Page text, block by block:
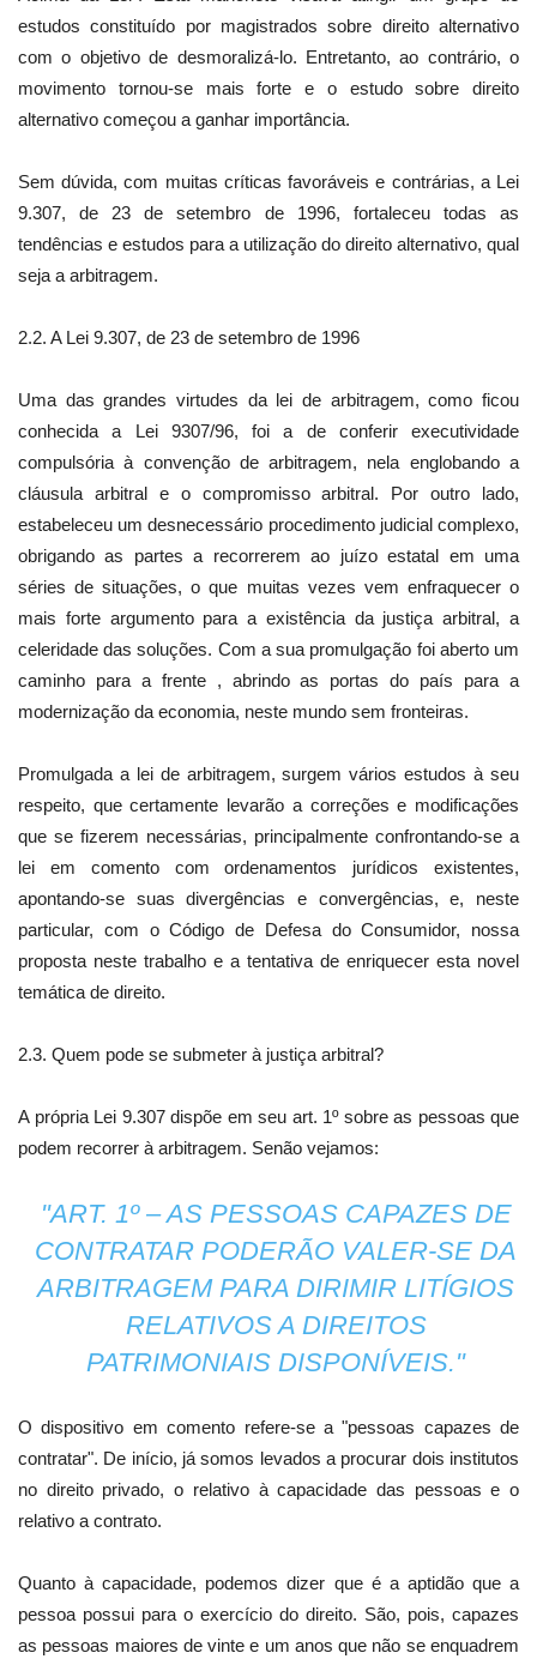
estudos constituído por magistrados sobre direito alternativo
com o objetivo de desmoralizá-lo. Entretanto, ao contrário, o
movimento tornou-se mais forte e o estudo sobre direito
alternativo começou a ganhar importância.
Sem dúvida, com muitas críticas favoráveis e contrárias, a Lei
9.307, de 23 de setembro de 1996, fortaleceu todas as
tendências e estudos para a utilização do direito alternativo, qual
seja a arbitragem.
2.2. A Lei 9.307, de 23 de setembro de 1996
Uma das grandes virtudes da lei de arbitragem, como ficou
conhecida a Lei 9307/96, foi a de conferir executividade
compulsória à convenção de arbitragem, nela englobando a
cláusula arbitral e o compromisso arbitral. Por outro lado,
estabeleceu um desnecessário procedimento judicial complexo,
obrigando as partes a recorrerem ao juízo estatal em uma
séries de situações, o que muitas vezes vem enfraquecer o
mais forte argumento para a existência da justiça arbitral, a
celeridade das soluções. Com a sua promulgação foi aberto um
caminho para a frente , abrindo as portas do país para a
modernização da economia, neste mundo sem fronteiras.
Promulgada a lei de arbitragem, surgem vários estudos à seu
respeito, que certamente levarão a correções e modificações
que se fizerem necessárias, principalmente confrontando-se a
lei em comento com ordenamentos jurídicos existentes,
apontando-se suas divergências e convergências, e, neste
particular, com o Código de Defesa do Consumidor, nossa
proposta neste trabalho e a tentativa de enriquecer esta novel
temática de direito.
2.3. Quem pode se submeter à justiça arbitral?
A própria Lei 9.307 dispõe em seu art. 1º sobre as pessoas que
podem recorrer à arbitragem. Senão vejamos:
"ART. 1º – AS PESSOAS CAPAZES DE
CONTRATAR PODERÃO VALER-SE DA
ARBITRAGEM PARA DIRIMIR LITÍGIOS
RELATIVOS A DIREITOS
PATRIMONIAIS DISPONÍVEIS."
O dispositivo em comento refere-se a "pessoas capazes de
contratar". De início, já somos levados a procurar dois institutos
no direito privado, o relativo à capacidade das pessoas e o
relativo a contrato.
Quanto à capacidade, podemos dizer que é a aptidão que a
pessoa possui para o exercício do direito. São, pois, capazes
as pessoas maiores de vinte e um anos que não se enquadrem